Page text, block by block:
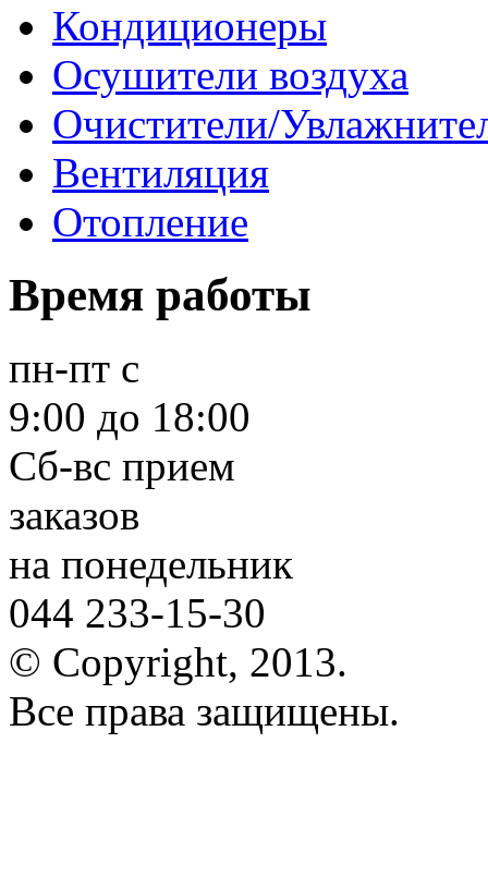
Кондиционеры
Осушители воздуха
Очистители/
Вентиляция
Отопление
Время работы
пн-пт с
9:00 до 18:00
Сб-вс прием
заказов
на понедельник
044 233-15-30
© Copyright, 2013.
Все права защищены.